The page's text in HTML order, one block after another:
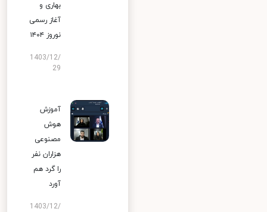
بهاری و
آغاز رسمی
نوروز ۱۴۰۴
1403/12/
29
آموزش
هوش
مصنوعی
هزاران نفر
را گرد هم
آورد
1403/12/